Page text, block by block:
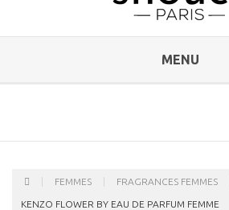
MENU
FEMMES FRAGRANCES FEMMES
KENZO FLOWER BY EAU DE PARFUM FEMME